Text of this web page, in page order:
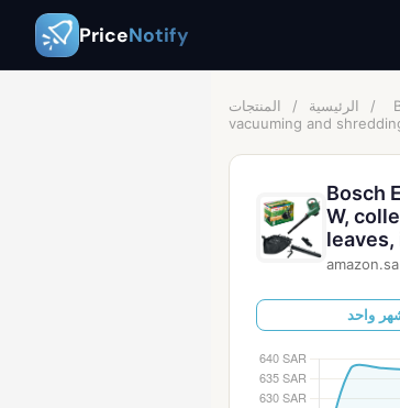
PriceNotify
الرئيسية / المنتجات /
vacuuming and
Bosch
W,
amazon.sa
واحد